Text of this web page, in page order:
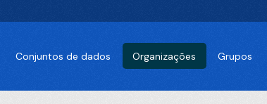
Conjuntos de dados Organizações Grupos